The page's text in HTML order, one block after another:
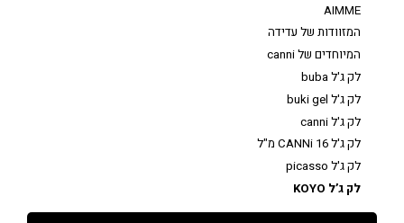
AIMME
המזוודות של עדידה
המיוחדים של canni
לק ג'ל buba
לק ג'ל buki gel
לק ג'ל canni
לק ג'ל CANNi 16 מ"ל
לק ג'ל picasso
לק ג’ל KOYO